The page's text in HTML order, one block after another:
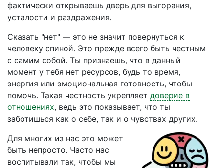
фактически открываешь дверь для выгорания,
усталости и раздражения.
Сказать "нет" — это не значит повернуться к
человеку спиной. Это прежде всего быть честным
с самим собой. Ты признаешь, что в данный
момент у тебя нет ресурсов, будь то время,
энергия или эмоциональная готовность, чтобы
помочь. Такая честность укрепляет доверие в
отношениях, ведь это показывает, что ты
заботишься как о себе, так и о чувствах других.
Для многих из нас это может
быть непросто. Часто нас
воспитывали так, чтобы мы